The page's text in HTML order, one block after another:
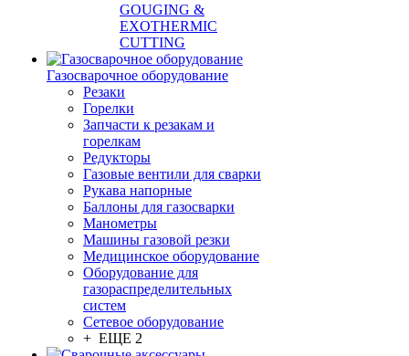
GOUGING &
EXOTHERMIC
CUTTING
Газосварочное оборудование
Резаки
Горелки
Запчасти к резакам и
горелкам
Редукторы
Газовые вентили для сварки
Рукава напорные
Баллоны для газосварки
Манометры
Машины газовой резки
Медицинское оборудование
Оборудование для
газораспределительных
систем
Сетевое оборудование
+ ЕЩЕ 2